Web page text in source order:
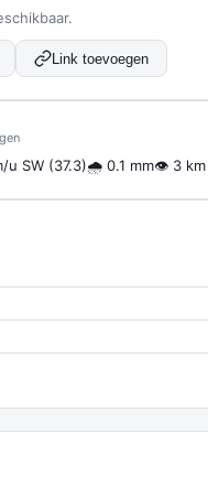
Link toevoegen
u SW (37.3)🌧 0.1 mm👁 3 km